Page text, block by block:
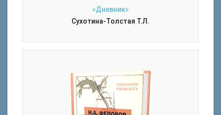
«Дневник»
Сухотина-Толстая Т.Л.